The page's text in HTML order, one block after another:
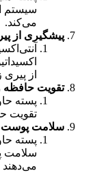
سیستم
می‌کند.
پیشگیری از
از
تقویت حافظه
پسته
تقویت
سلامت پوست
پسته
سلامت
می‌دهند